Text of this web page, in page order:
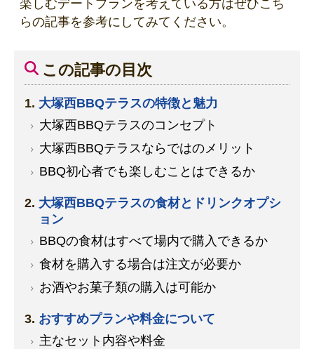
楽しむデートプランを考えている方はぜひこち
らの記事を参考にしてみてください。
この記事の目次
大塚西BBQテラスの特徴と魅力
大塚西BBQテラスのコンセプト
大塚西BBQテラスならではのメリット
BBQ初心者でも楽しむことはできるか
大塚西BBQテラスの食材とドリンクオプシ
ョン
BBQの食材はすべて場内で購入できるか
食材を購入する場合は注文が必要か
お酒やお菓子類の購入は可能か
おすすめプランや料金について
主なセット内容や料金